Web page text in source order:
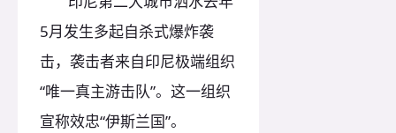
5月发生多起自杀式爆炸袭
击，袭击者来自印尼极端组织
“唯一真主游击队”。这一组织
宣称效忠“伊斯兰国”。